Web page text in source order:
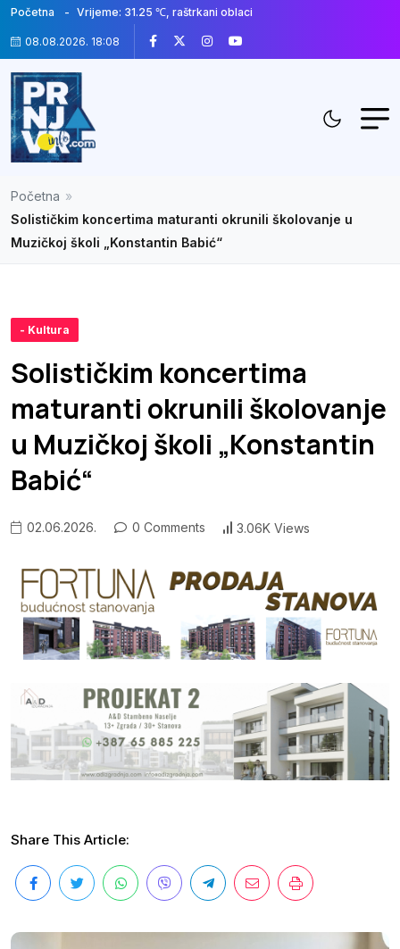
Početna Vrijeme: 31.25 ℃, raštrkani oblaci
08.08.2026. 18:08
Početna »
Solističkim koncertima maturanti okrunili školovanje u
Muzičkoj školi „Konstantin Babić“
- Kultura
Solističkim koncertima
maturanti okrunili školovanje
u Muzičkoj školi „Konstantin
Babić“
02.06.2026. 0 Comments 3.06K Views
Share This Article: